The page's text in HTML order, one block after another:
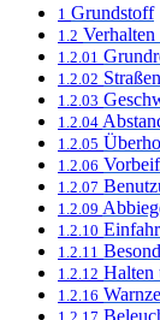
1 Grundstoff
1.2
1.2.01
1.2.02
1.2.03
1.2.04
1.2.05
1.2.06
1.2.07
1.2.09
1.2.10
1.2.11
1.2.12 Halten
1.2.16